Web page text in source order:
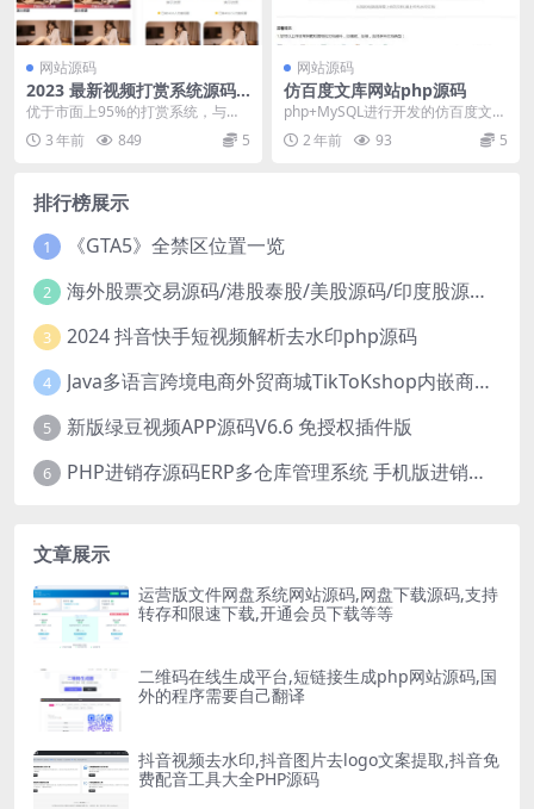
网站源码
2023 最新视频打赏系统源码
附教程 运营修复版
优于市面上95%的打赏系统，与其
他打赏系统相比，功能更加强大，
完美运营且无bug...
3 年前 849 5
网站源码
仿百度文库网站php源码
php+MySQL进行开发的仿百度文库
网站源码。界面仿百度文库，可实
现文档上传下...
2 年前 93 5
排行榜展示
1 《GTA5》全禁区位置一览
2 海外股票交易源码/港股泰股/美股源码/印度股源码/马拉西亚股票源码/国际股票配资
3 2024 抖音快手短视频解析去水印php源码
4 Java多语言跨境电商外贸商城TikToKshop内嵌商城I商家入驻I一键铺
5 新版绿豆视频APP源码V6.6 免授权插件版
6 PHP进销存源码ERP多仓库管理系统 手机版进销存 php网络版进销存小程序
文章展示
运营版文件网盘系统网站源码,网盘下载源码,支持
转存和限速下载,开通会员下载等等
二维码在线生成平台,短链接生成php网站源码,国
外的程序需要自己翻译
抖音视频去水印,抖音图片去logo文案提取,抖音免
费配音工具大全PHP源码